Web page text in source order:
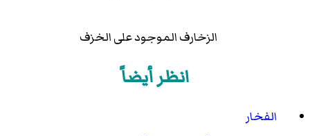
الزخارف الموجود على الخزف
انظر أيضاً
الفخار